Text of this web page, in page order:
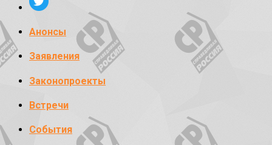
Анонсы
Заявления
Законопроекты
Встречи
События